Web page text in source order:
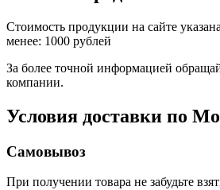
Стоимость продукции на сайте
менее: 1000 рублей
За более точной информацией
компании.
Условия доставки по
Самовывоз
При получении товара не забудьте